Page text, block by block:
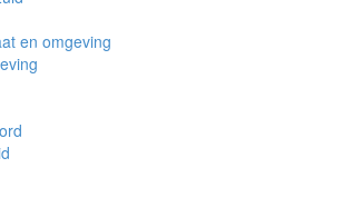
en omgeving